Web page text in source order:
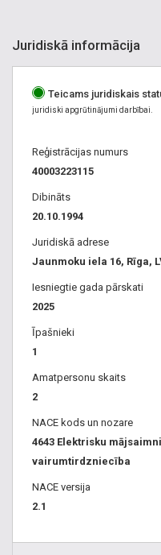
Juridiskā informācija
Teicams juridiskais
juridiski apgrūtinājumi darbībai.
Reģistrācijas numurs
40003223115
Dibināts
20.10.1994
Juridiskā adrese
Jaunmoku iela 16, Rīga,
Iesniegtie gada pārskati
2025
Īpašnieki
1
Amatpersonu skaits
2
NACE kods un nozare
4643 Elektrisku
vairumtirdzniecība
NACE versija
2.1